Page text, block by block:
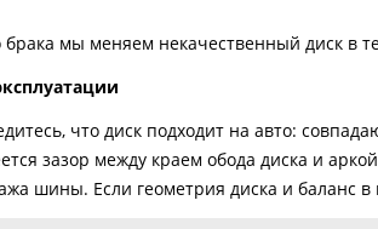
брака мы меняем некачественный диск в
что диск подходит на авто:
зазор между краем обода диска и
шины. Если геометрия диска и баланс